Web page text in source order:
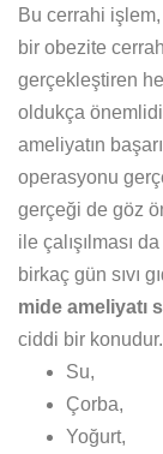
Bu cerrahi
bir obezite
gerçekleştiren
oldukça
ameliyatın
operasyonu
gerçeği de göz
ile çalışılması
birkaç gün sıvı
mide ameliyatı
ciddi bir
Su,
Çorba,
Yoğurt,